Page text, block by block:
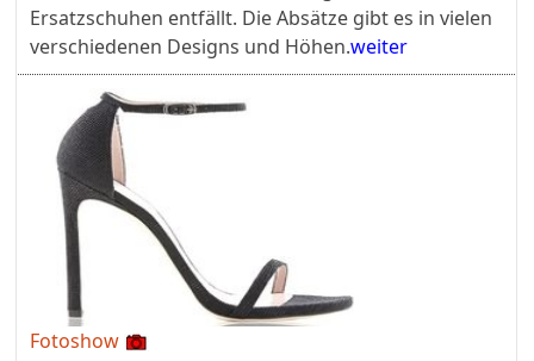
Ersatzschuhen entfällt. Die Absätze gibt es in vielen
verschiedenen Designs und Höhen.weiter
Fotoshow